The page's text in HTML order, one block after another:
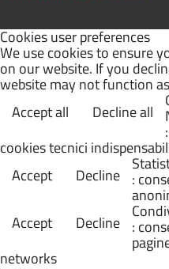
Cookies user preferences
We use cookies to ensure
on our website. If you
website may not function
Accept all
Decline all
cookies tecnici
Accept
Decline :
Accept
Decline :
networks